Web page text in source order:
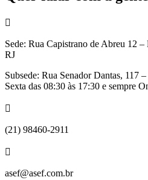

Sede: Rua Capistrano de Abreu 12
RJ
Subsede: Rua Senador Dantas, 117
Sexta das 08:30 às 17:30 e sempre

(21) 98460-2911

asef@asef.com.br